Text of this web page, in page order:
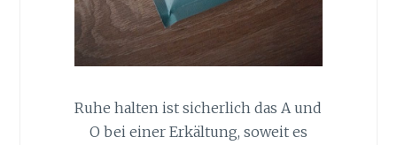
Ruhe halten ist sicherlich das A und
O bei einer Erkältung, soweit es